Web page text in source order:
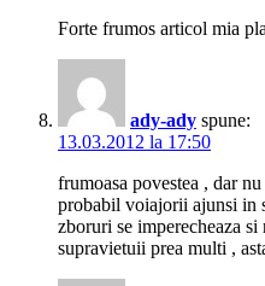
Forte frumos articol mia
ady-ady spune:
13.03.2012 la 17:50
frumoasa povestea , dar
probabil voiajorii ajunsi in
zboruri se imperecheaza
supravietuii prea multi ,